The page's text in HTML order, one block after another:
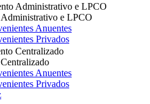
Administrativo e LPCO
Administrativo e LPCO
Anuentes
Privados
Centralizado
Anuentes
Privados